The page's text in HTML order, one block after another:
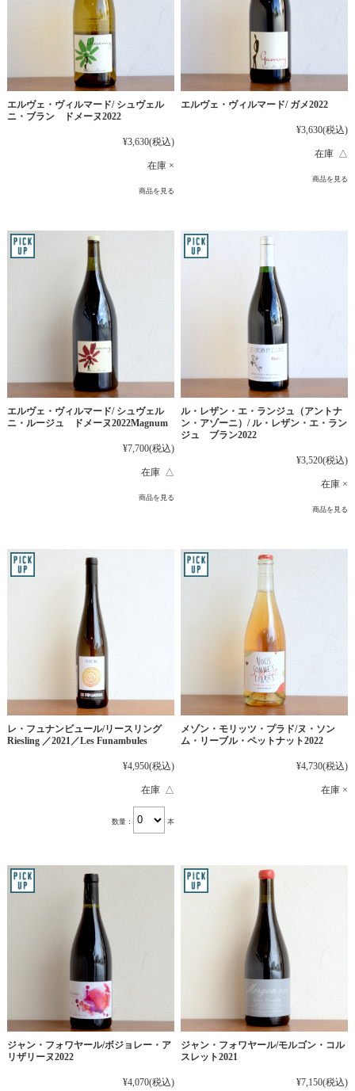
エルヴェ・ヴィルマード/ シュヴェル
ニ・ブラン ドメーヌ2022
¥3,630(税込)
在庫 ×
商品を見る
エルヴェ・ヴィルマード/ ガメ2022
¥3,630(税込)
在庫 △
商品を見る
エルヴェ・ヴィルマード/ シュヴェル
ニ・ルージュ ドメーヌ2022Magnum
¥7,700(税込)
在庫 △
商品を見る
ル・レザン・エ・ランジュ（アントナ
ン・アゾーニ）/ ル・レザン・エ・ラン
ジュ ブラン2022
¥3,520(税込)
在庫 ×
商品を見る
レ・フュナンビュール/リースリング
Riesling ／2021／Les Funambules
¥4,950(税込)
在庫 △
数量： 本
メゾン・モリッツ・プラド/ヌ・ソン
ム・リーブル・ペットナット2022
¥4,730(税込)
在庫 ×
ジャン・フォワヤール/ボジョレー・ア
リザリーヌ2022
¥4,070(税込)
ジャン・フォワヤール/モルゴン・コル
スレット2021
¥7,150(税込)